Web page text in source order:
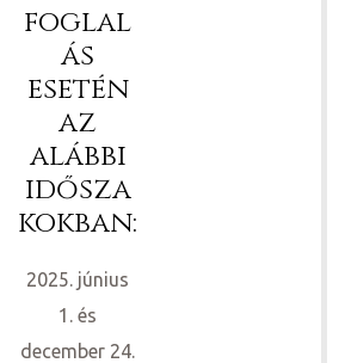
foglal
ás
esetén
az
alábbi
idősza
kokban:
2025. június
1. és
december 24.